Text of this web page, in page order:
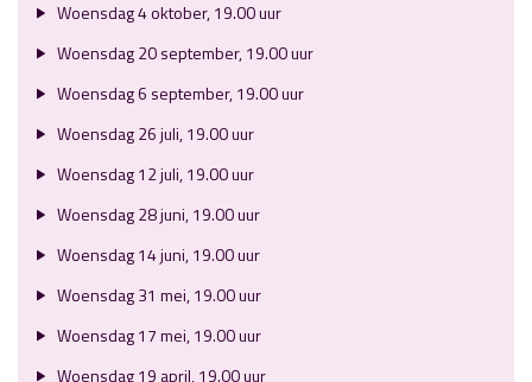
Woensdag 4 oktober, 19.00 uur
Woensdag 20 september, 19.00 uur
Woensdag 6 september, 19.00 uur
Woensdag 26 juli, 19.00 uur
Woensdag 12 juli, 19.00 uur
Woensdag 28 juni, 19.00 uur
Woensdag 14 juni, 19.00 uur
Woensdag 31 mei, 19.00 uur
Woensdag 17 mei, 19.00 uur
Woensdag 19 april, 19.00 uur